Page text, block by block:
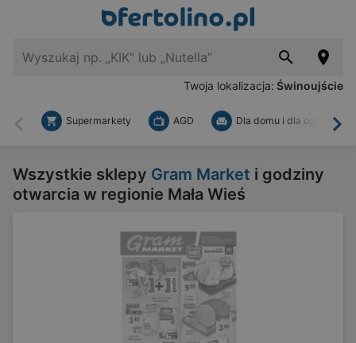
Twoja lokalizacja: Świnoujście
Wstecz
Supermarkety AGD Dla domu i dla ogrodu
Wszystkie sklepy Gram Market i godziny
otwarcia w regionie Mała Wieś